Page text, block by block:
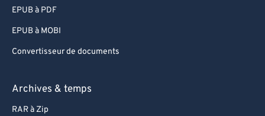
EPUB à PDF
EPUB à MOBI
Convertisseur de documents
Archives & temps
RAR à Zip